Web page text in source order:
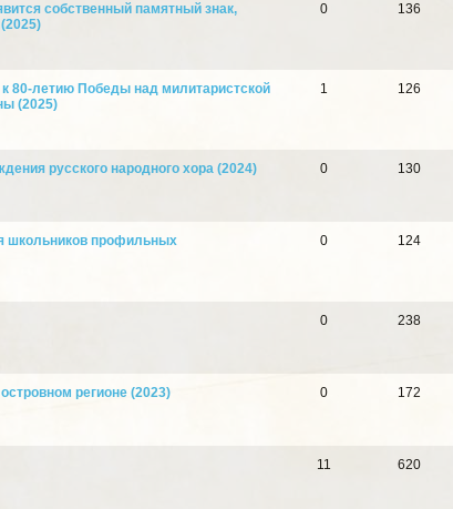
собственный памятный знак,
0 136
80-летию Победы над милитаристской
(2025)
1 126
русского народного хора (2024)
0 130
школьников профильных
0 124
0 238
регионе (2023)
0 172
11 620